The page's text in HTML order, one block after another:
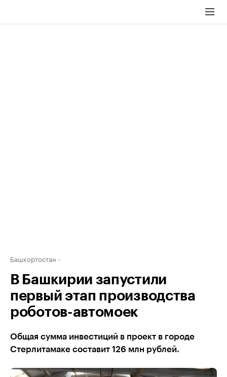
Башкортостан
В Башкирии запустили
первый этап производства
роботов-автомоек
Общая сумма инвестиций в проект в городе
Стерлитамаке составит 126 млн рублей.